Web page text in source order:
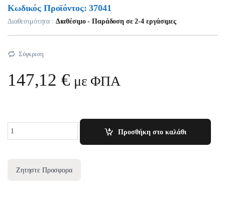
Κωδικός Προϊόντος: 37041
Διαθεσιμότητα : Διαθέσιμο - Παράδοση σε 2-4 εργάσιμες
Σύγκριση
147,12€ με ΦΠΑ
Προσθήκη στο καλάθι
Ζητηστε Προσφορα